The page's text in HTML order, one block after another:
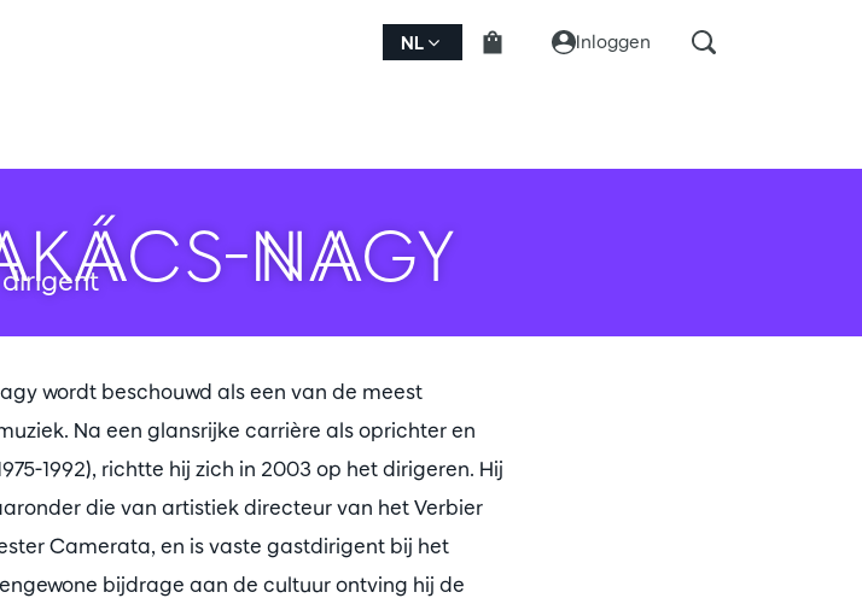
NL Inloggen
NAGY
dirigent
wordt beschouwd als een van de meest
Na een glansrijke carrière als oprichter en
1992), richtte hij zich in 2003 op het dirigeren. Hij
die van artistiek directeur van het Verbier
Camerata, en is vaste gastdirigent bij het
bijdrage aan de cultuur ontving hij de